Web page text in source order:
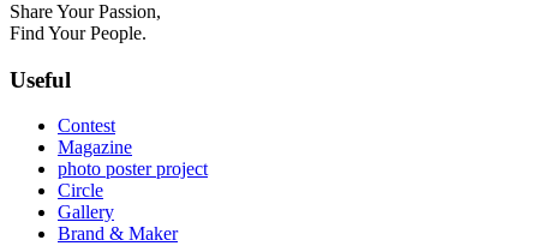
Share Your Passion,
Find Your People.
Useful
Contest
Magazine
photo poster project
Circle
Gallery
Brand & Maker